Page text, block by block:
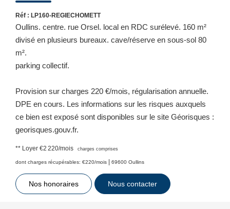
Réf : LP160-REGIECHOMETT
Oullins. centre. rue Orsel. local en RDC surélevé. 160 m²
divisé en plusieurs bureaux. cave/réserve en sous-sol 80
m².
parking collectif.
Provision sur charges 220 €/mois, régularisation annuelle.
DPE en cours. Les informations sur les risques auxquels
ce bien est exposé sont disponibles sur le site Géorisques :
georisques.gouv.fr.
** Loyer €2 220/mois charges comprises
dont charges récupérables: €220/mois | 69600 Oullins
Nos honoraires Nous contacter